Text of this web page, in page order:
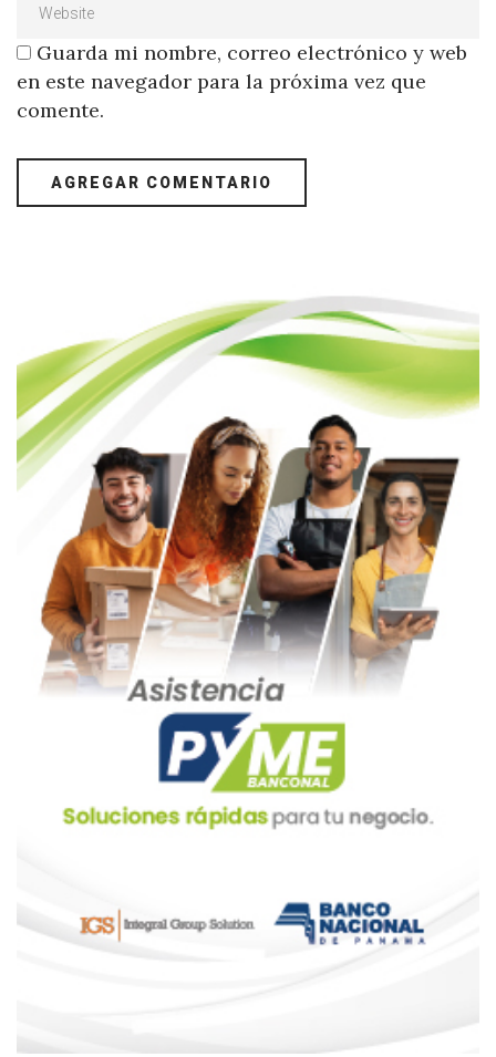
Guarda mi nombre, correo electrónico y web
en este navegador para la próxima vez que
comente.